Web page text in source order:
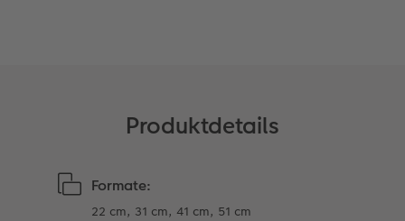
Produktdetails
Formate:
22 cm, 31 cm, 41 cm, 51 cm ​